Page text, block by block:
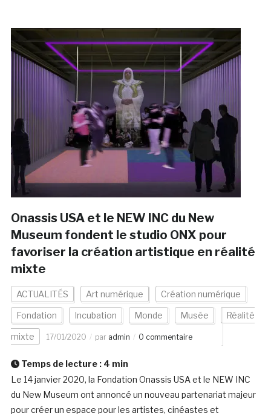
Onassis USA et le NEW INC du New
Museum fondent le studio ONX pour
favoriser la création artistique en réalité
mixte
ACTUALITÉS Art numérique Création numérique
Fondation Incubation Monde Musée Réalité
mixte 17/01/2020 par admin 0 commentaire
Temps de lecture : 4 min
Le 14 janvier 2020, la Fondation Onassis USA et le NEW INC
du New Museum ont annoncé un nouveau partenariat majeur
pour créer un espace pour les artistes, cinéastes et